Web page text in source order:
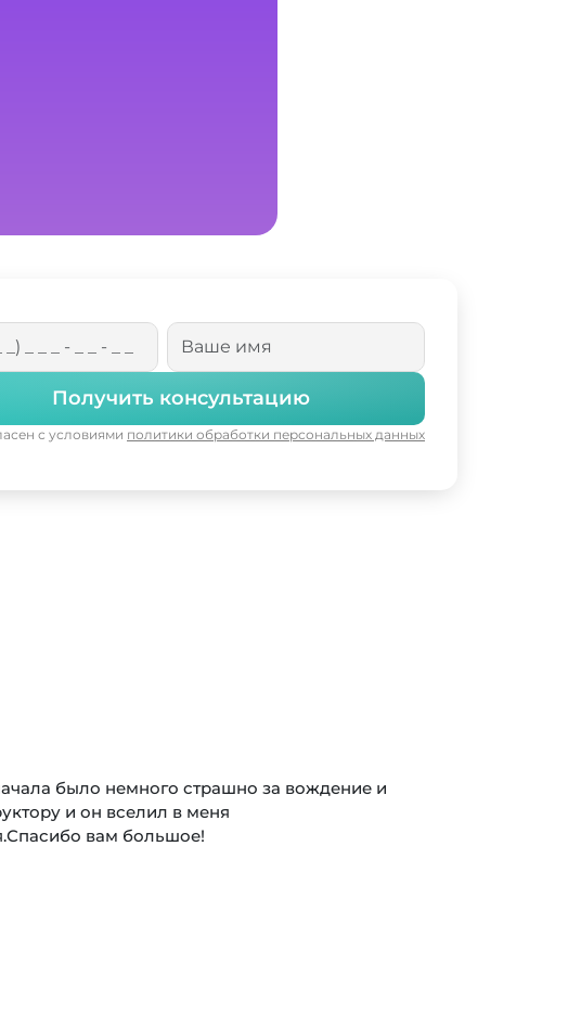
Получить консультацию
с условиями политики обработки персональных данных
было немного страшно за вождение и
и он вселил в меня
вам большое!